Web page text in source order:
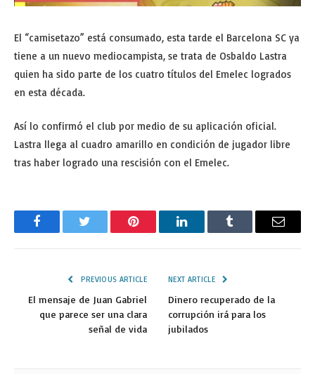
El “camisetazo” está consumado, esta tarde el Barcelona SC ya
tiene a un nuevo mediocampista, se trata de Osbaldo Lastra
quien ha sido parte de los cuatro títulos del Emelec logrados
en esta década.
Así lo confirmó el club por medio de su aplicación oficial.
Lastra llega al cuadro amarillo en condición de jugador libre
tras haber logrado una rescisión con el Emelec.
FacebookTwitter Pinterest LinkedInTumblr Email
PREVIOUS ARTICLE
El mensaje de Juan Gabriel
que parece ser una clara
señal de vida
NEXT ARTICLE
Dinero recuperado de la
corrupción irá para los
jubilados